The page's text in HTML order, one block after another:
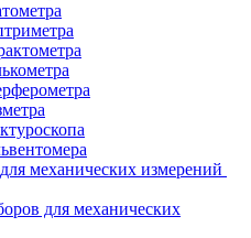
механических измерений
для механических